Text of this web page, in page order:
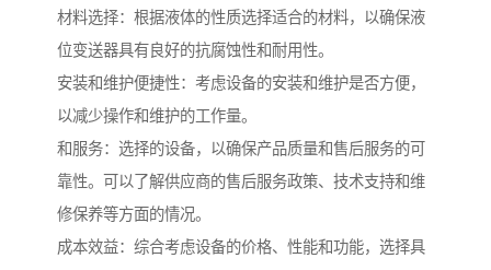
材料选择：根据液体的性质选择适合的材料，以确保液
位变送器具有良好的抗腐蚀性和耐用性。
安装和维护便捷性：考虑设备的安装和维护是否方便，
以减少操作和维护的工作量。
和服务：选择的设备，以确保产品质量和售后服务的可
靠性。可以了解供应商的售后服务政策、技术支持和维
修保养等方面的情况。
成本效益：综合考虑设备的价格、性能和功能，选择具